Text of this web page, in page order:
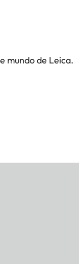
mundo de Leica.